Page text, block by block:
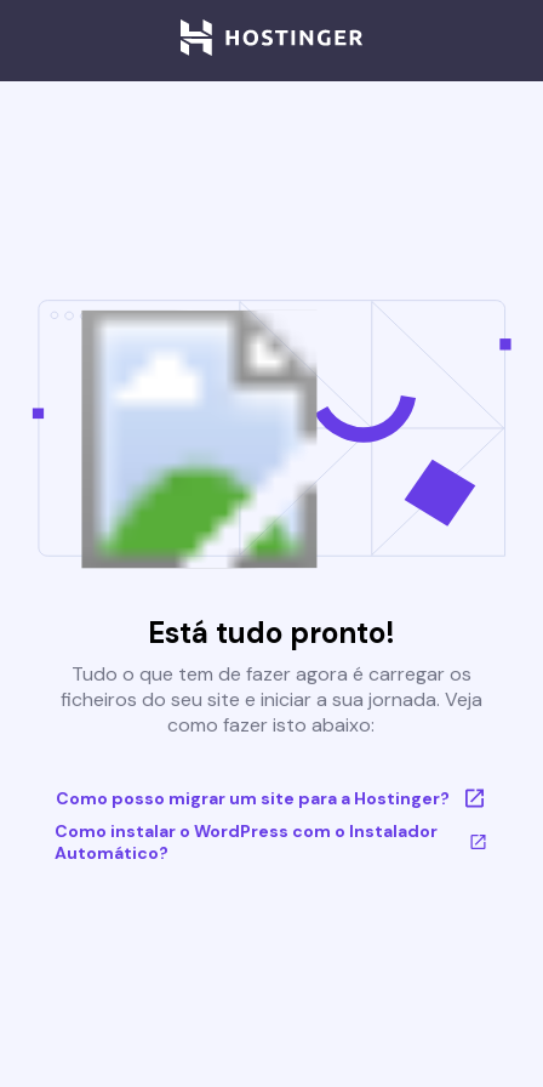
Está tudo pronto!
Tudo o que tem de fazer agora é carregar os
ficheiros do seu site e iniciar a sua jornada. Veja
como fazer isto abaixo:
Como posso migrar um site para a Hostinger?
Como instalar o WordPress com o Instalador
Automático?